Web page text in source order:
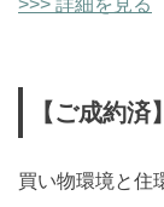
【ご成約
買い物環境と住